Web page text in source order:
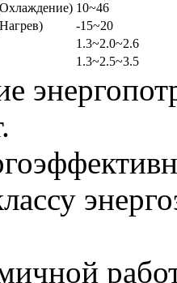
10~46
-15~20
1.3~2.0~2.6
1.3~2.5~3.5